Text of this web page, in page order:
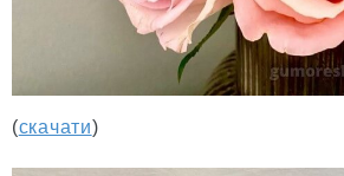
(скачати)